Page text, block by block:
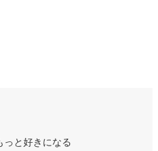
っと好きになる